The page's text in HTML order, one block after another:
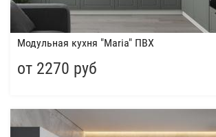
Модульная кухня "Maria" ПВХ
от 2270 руб